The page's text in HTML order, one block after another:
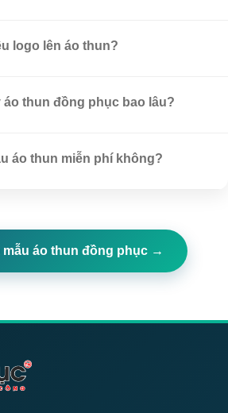
logo lên áo thun?
áo thun đồng phục bao lâu?
áo thun miễn phí không?
mẫu áo thun đồng phục →